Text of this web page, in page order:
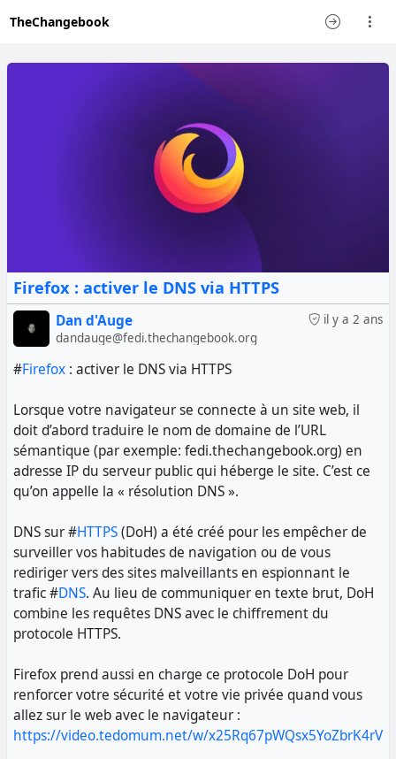
TheChangebook
Firefox : activer le DNS via HTTPS
il y a 2 ans
Dan d'Auge
dandauge@fedi.thechangebook.org
#Firefox : activer le DNS via HTTPS
Lorsque votre navigateur se connecte à un site web, il
doit d’abord traduire le nom de domaine de l’URL
sémantique (par exemple: fedi.thechangebook.org) en
adresse IP du serveur public qui héberge le site. C’est ce
qu’on appelle la « résolution DNS ».
DNS sur #HTTPS(DoH) a été créé pour les empêcher de
surveiller vos habitudes de navigation ou de vous
rediriger vers des sites malveillants en espionnant le
trafic #DNS. Au lieu de communiquer en texte brut, DoH
combine les requêtes DNS avec le chiffrement du
protocole HTTPS.
Firefox prend aussi en charge ce protocole DoH pour
renforcer votre sécurité et votre vie privée quand vous
allez sur le web avec le navigateur :
https://video.tedomum.net/w/x25Rq67pWQsx5YoZbrK4rV